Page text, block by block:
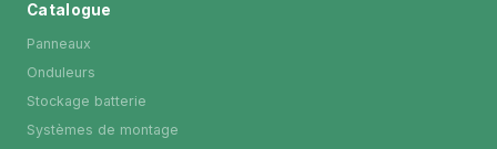
Catalogue
Panneaux
Onduleurs
Stockage batterie
Systèmes de montage